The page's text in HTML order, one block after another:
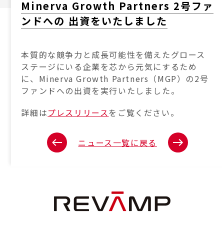
Minerva Growth Partners 2号ファ
ンドへの 出資をいたしました
本質的な競争力と成長可能性を備えたグロース
ステージにいる企業を芯から元気にするため
に、Minerva Growth Partners（MGP）の2号
ファンドへの出資を実行いたしました。
詳細はプレスリリースをご覧ください。
ニュース一覧に戻る